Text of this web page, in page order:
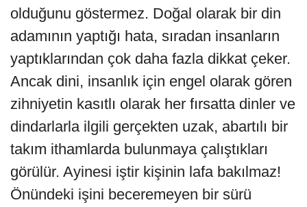
olduğunu göstermez. Doğal olarak bir din
adamının yaptığı hata, sıradan insanların
yaptıklarından çok daha fazla dikkat çeker.
Ancak dini, insanlık için engel olarak gören
zihniyetin kasıtlı olarak her fırsatta dinler ve
dindarlarla ilgili gerçekten uzak, abartılı bir
takım ithamlarda bulunmaya çalıştıkları
görülür. Ayinesi iştir kişinin lafa bakılmaz!
Önündeki işini beceremeyen bir sürü